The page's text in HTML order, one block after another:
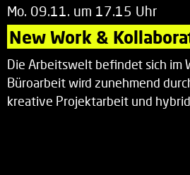
Mo. 09.11. um 17.15 Uhr
New Work &
Die Arbeitswelt befindet sich im
Büroarbeit wird zunehmend
kreative Projektarbeit und